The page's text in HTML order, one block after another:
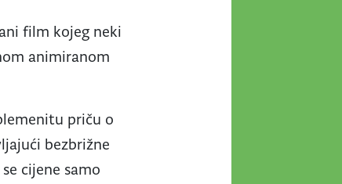
film kojeg neki
animiranom
priču o
bezbrižne
cijene samo